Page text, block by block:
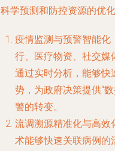
学预测和防控资源的优化
疫情监测与预警智能化
行、医疗物资、社交媒
通过实时分析，能够快
势，为政府决策提供“
警的转变。
流调溯源精准化与高效
术能够快速关联病例的